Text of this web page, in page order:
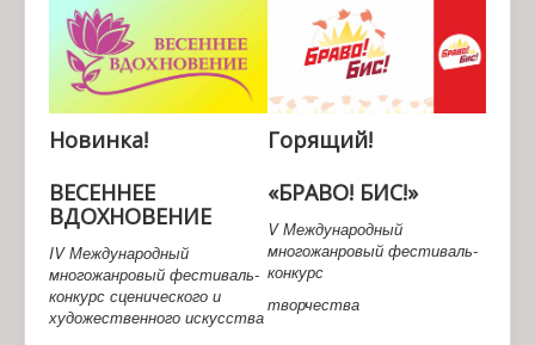
Новинка!
ВЕСЕННЕЕ
ВДОХНОВЕНИЕ
IV Международный
многожанровый фестиваль-
конкурс сценического и
художественного искусства
Горящий!
«БРАВО! БИС!»
V Международный
многожанровый фестиваль-
конкурс
творчества